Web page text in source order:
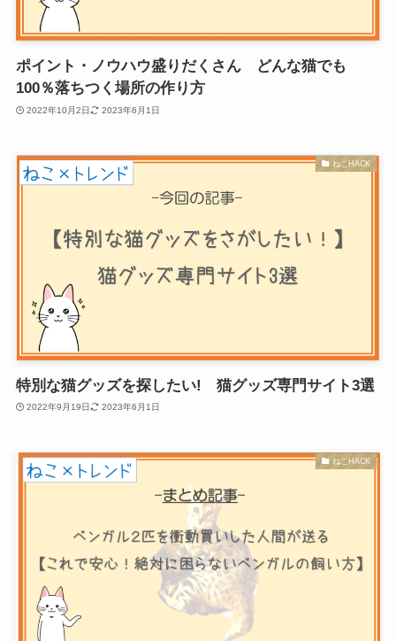
ポイント・ノウハウ盛りだくさん どんな猫でも
100％落ちつく場所の作り方
2022年10月2日 2023年6月1日
ねこHACK
特別な猫グッズを探したい! 猫グッズ専門サイト3選
2022年9月19日 2023年6月1日
ねこHACK